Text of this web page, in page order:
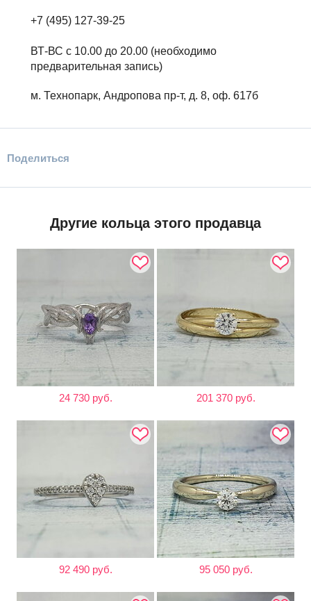
+7 (495) 127-39-25
ВТ-ВС с 10.00 до 20.00 (необходимо
предварительная запись)
м. Технопарк, Андропова пр-т, д. 8, оф. 617б
Поделиться
Другие кольца этого продавца
24 730 руб. 201 370 руб.
92 490 руб. 95 050 руб.